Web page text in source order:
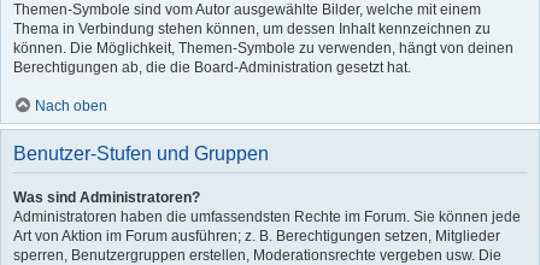
Themen-Symbole sind vom Autor ausgewählte Bilder, welche mit einem
Thema in Verbindung stehen können, um dessen Inhalt kennzeichnen zu
können. Die Möglichkeit, Themen-Symbole zu verwenden, hängt von deinen
Berechtigungen ab, die die Board-Administration gesetzt hat.
Nach oben
Benutzer-Stufen und Gruppen
Was sind Administratoren?
Administratoren haben die umfassendsten Rechte im Forum. Sie können jede
Art von Aktion im Forum ausführen; z. B. Berechtigungen setzen, Mitglieder
sperren, Benutzergruppen erstellen, Moderationsrechte vergeben usw. Die